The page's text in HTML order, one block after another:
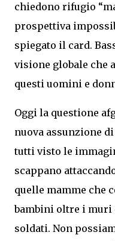
chiedono rifugio
prospettiva
spiegato il card.
visione globale che
questi uomini e
Oggi la questione
nuova assunzione
tutti visto le
scappano
quelle mamme che
bambini oltre i
soldati. Non